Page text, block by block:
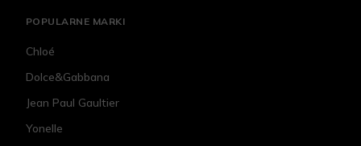
POPULARNE MARKI
Chloé
Dolce&Gabbana
Jean Paul Gaultier
Yonelle